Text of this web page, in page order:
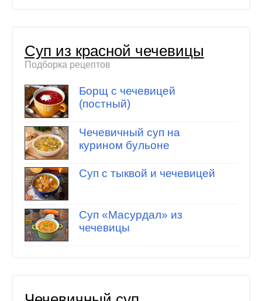
Суп из красной чечевицы
Подборка рецептов
Борщ с чечевицей
(постный)
Чечевичный суп на
курином бульоне
Суп с тыквой и чечевицей
Суп «Масурдал» из
чечевицы